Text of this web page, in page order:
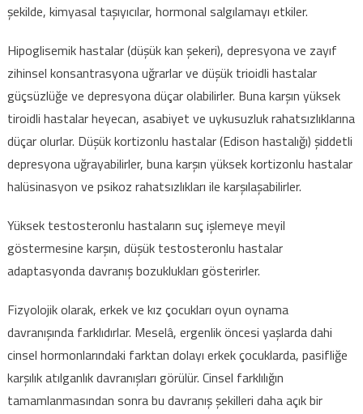
şekilde, kimyasal taşıyıcılar, hormonal salgılamayı etkiler.
Hipoglisemik hastalar (düşük kan şekeri), depresyona ve zayıf
zihinsel konsantrasyona uğrarlar ve düşük trioidli hastalar
güçsüzlüğe ve depresyona düçar olabilirler. Buna karşın yüksek
tiroidli hastalar heyecan, asabiyet ve uykusuzluk rahatsızlıklarına
düçar olurlar. Düşük kortizonlu hastalar (Edison hastalığı) şiddetli
depresyona uğrayabilirler, buna karşın yüksek kortizonlu hastalar
halüsinasyon ve psikoz rahatsızlıkları ile karşılaşabilirler.
Yüksek testosteronlu hastaların suç işlemeye meyil
göstermesine karşın, düşük testosteronlu hastalar
adaptasyonda davranış bozuklukları gösterirler.
Fizyolojik olarak, erkek ve kız çocukları oyun oynama
davranışında farklıdırlar. Meselâ, ergenlik öncesi yaşlarda dahi
cinsel hormonlarındaki farktan dolayı erkek çocuklarda, pasifliğe
karşılık atılganlık davranışları görülür. Cinsel farklılığın
tamamlanmasından sonra bu davranış şekilleri daha açık bir